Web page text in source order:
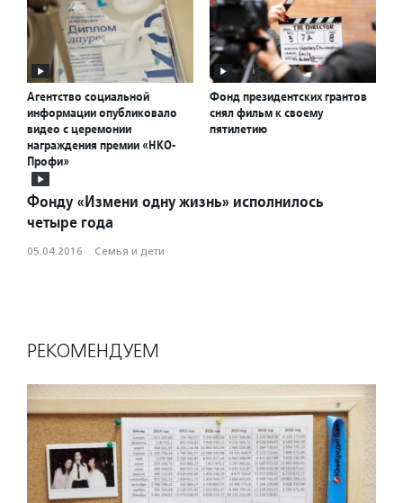
Агентство социальной
информации опубликовало
видео с церемонии
награждения премии «НКО-
Профи»
Фонд президентских грантов
снял фильм к своему
пятилетию
Фонду «Измени одну жизнь» исполнилось
четыре года
05.04.2016 · Семья и дети
РЕКОМЕНДУЕМ